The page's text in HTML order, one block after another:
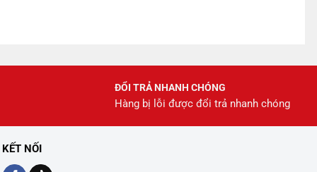
ĐỔI TRẢ NHANH CHÓNG
Hàng bị lỗi được đổi trả nhanh chóng
KẾT NỐI